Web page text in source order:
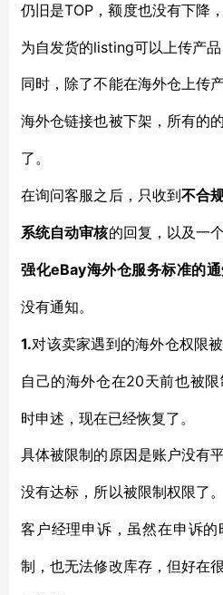
仍旧是TOP，额度也没有下降
为自发货的listing可以上传产品
同时，除了不能在海外仓上传
海外仓链接也被下架，所有的
了。
在询问客服之后，只收到 不合
系统自动审核的回复，以及一
强化eBay海外仓服务标准的
没有通知。
1.对该卖家遇到的海外仓权限
自己的海外仓在20天前也被
时申述，现在已经恢复了。
具体被限制的原因是账户没有
没有达标，所以被限制权限了
客户经理申诉，虽然在申诉
制，也无法修改库存，但好在